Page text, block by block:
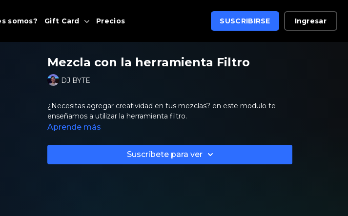
somos? Gift Card Precios SUSCRIBIRSE Ingresar
Mezcla con la herramienta Filtro
DJ BYTE
¿Necesitas agregar creatividad en tus mezclas? en este modulo te
enseñamos a utilizar la herramienta filtro.
Aprende más
Suscríbete para ver